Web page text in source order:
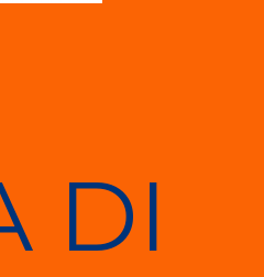
DI